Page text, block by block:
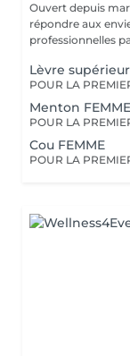
Ouvert depuis
répondre aux
professionnelles
Lèvre
Menton FEMME
Cou FEMME